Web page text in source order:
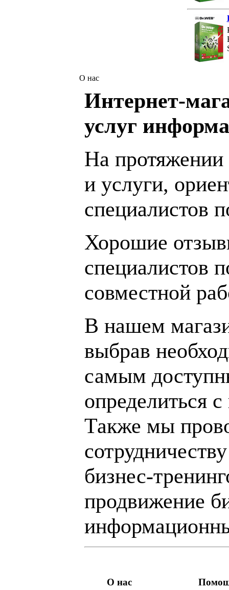
О нас
Интернет-
услуг
На протяжении
и услуги,
специалистов
Хорошие
специалистов
совместной
В нашем
выбрав
самым
определиться
Также мы
бизнес-
продвижение
О нас